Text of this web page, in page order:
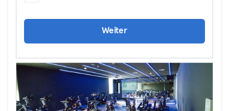
Weiter